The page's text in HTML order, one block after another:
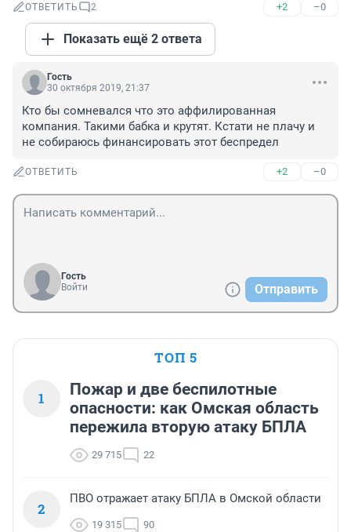
ОТВЕТИТЬ 2 +2 –0
Показать ещё 2 ответа
Гость
30 октября 2019, 21:37
Кто бы сомневался что это аффилированная
компания. Такими бабка и крутят. Кстати не плачу и
не собираюсь финансировать этот беспредел
ОТВЕТИТЬ +2 –0
Гость
Войти
Отправить
ТОП 5
1
Пожар и две беспилотные
опасности: как Омская область
пережила вторую атаку БПЛА
29 715 22
2
ПВО отражает атаку БПЛА в Омской области
19 315 90